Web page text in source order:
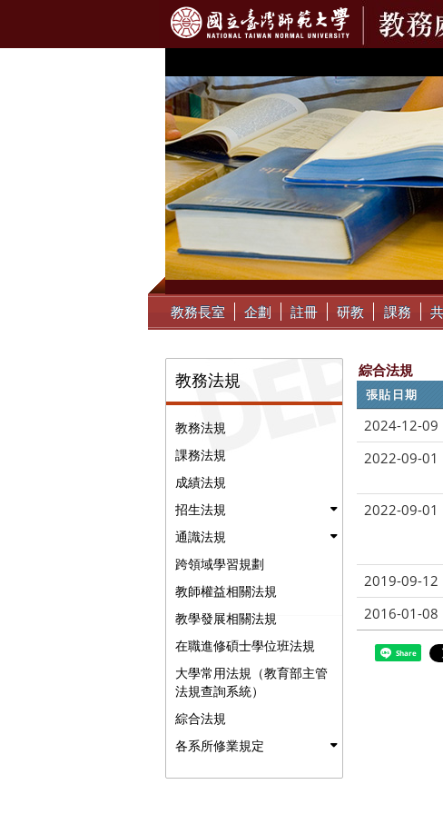
::: 教務長室 企劃 註冊 研教 課務
教務法規
教務法規
課務法規
成績法規
招生法規
通識法規
跨領域學習規劃
教師權益相關法規
教學發展相關法規
在職進修碩士學位班法規
大學常用法規（教育部主管
法規查詢系統）
綜合法規
各系所修業規定
綜合法規
張貼日期
2024-12-09
2022-09-01
2022-09-01
2019-09-12
2016-01-08
Share